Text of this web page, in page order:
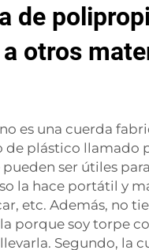
de
otros
es una cuerda
de plástico llamado
ser útiles
la hace portátil y
etc. Además, no
porque soy torpe
Segundo, la